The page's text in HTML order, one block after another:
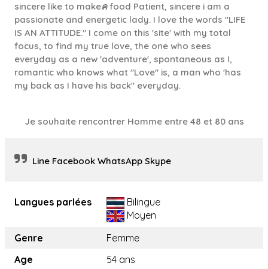
sincere like to makeค food Patient, sincere i am a
passionate and energetic lady. I love the words "LIFE
IS AN ATTITUDE." I come on this 'site' with my total
focus, to find my true love, the one who sees
everyday as a new 'adventure', spontaneous as I,
romantic who knows what "Love" is, a man who 'has
my back as I have his back" everyday.
Je souhaite rencontrer Homme entre 48 et 80 ans
Line Facebook WhatsApp Skype
Langues parlées
Bilingue
Moyen
Genre
Femme
Age
54 ans